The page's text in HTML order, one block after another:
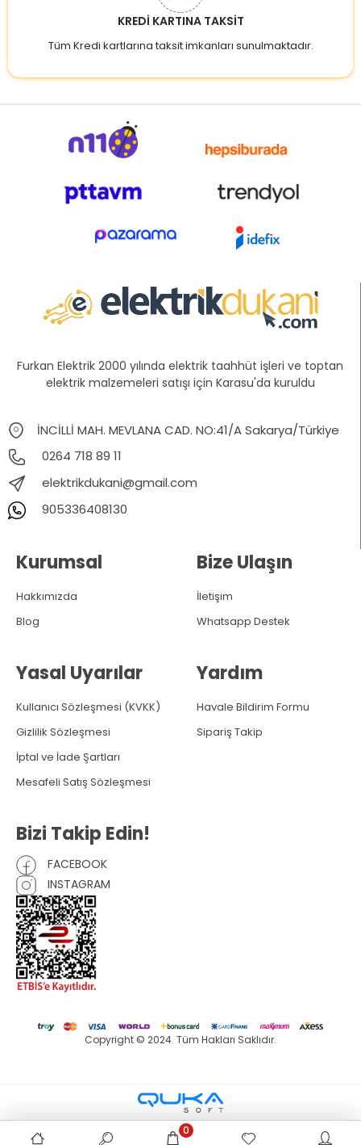
KREDİ KARTINA TAKSİT
Tüm Kredi kartlarına taksit imkanları sunulmaktadır.
Furkan Elektrik 2000 yılında elektrik taahhüt işleri ve toptan
elektrik malzemeleri satışı için Karasu'da kuruldu
İNCİLLİ MAH. MEVLANA CAD. NO:41/A Sakarya/Türkiye
0264 718 89 11
elektrikdukani@gmail.com
905336408130
Kurumsal
Hakkımızda
Blog
Yasal Uyarılar
Kullanıcı Sözleşmesi (KVKK)
Gizlilik Sözleşmesi
İptal ve İade Şartları
Mesafeli Satış Sözleşmesi
Bize Ulaşın
İletişim
Whatsapp Destek
Yardım
Havale Bildirim Formu
Sipariş Takip
Bizi Takip Edin!
FACEBOOK
INSTAGRAM
Copyright © 2024. Tüm Hakları Saklıdır.
0